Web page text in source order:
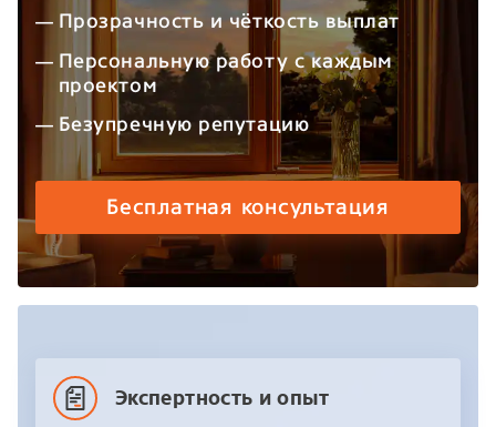
Прозрачность и чёткость выплат
Персональную работу с каждым
проектом
Безупречную репутацию
Бесплатная консультация
Экспертность и опыт